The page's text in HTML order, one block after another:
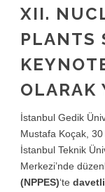
XII.
PLANTS
OLARAK
İstanbul Gedik
Mustafa Koçak,
İstanbul Teknik
Merkezi’nde
(NPPES)‘te